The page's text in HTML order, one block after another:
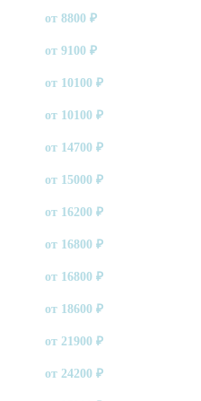
от8800 ₽
от9100 ₽
от 10100 ₽
от 10100 ₽
от 14700 ₽
от 15000 ₽
от 16200 ₽
от 16800 ₽
от 16800 ₽
от 18600 ₽
от21900 ₽
от24200 ₽